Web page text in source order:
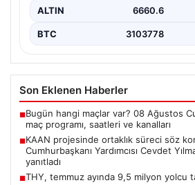
ALTIN 6660.6
BTC 3103778
Son Eklenen Haberler
■Bugün hangi maçlar var? 08 Ağustos
maç programı, saatleri ve kanalları
■KAAN projesinde ortaklık süreci söz
Cumhurbaşkanı Yardımcısı Cevdet
yanıtladı
■THY, temmuz ayında 9,5 milyon yolcu